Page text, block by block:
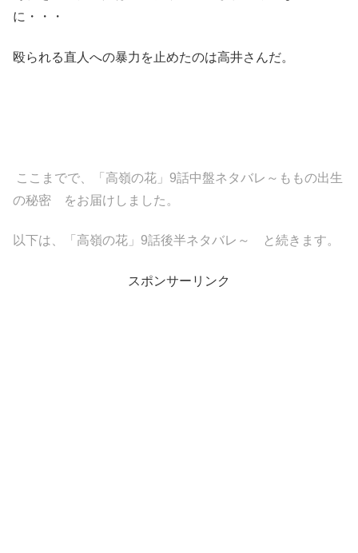
に・・・
殴られる直人への暴力を止めたのは高井さんだ。
ここまでで、「高嶺の花」9話中盤ネタバレ～ももの出生
の秘密 をお届けしました。
以下は、「高嶺の花」9話後半ネタバレ～ と続きます。
スポンサーリンク